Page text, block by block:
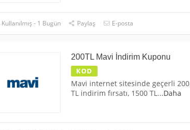
- 1 Bugün Paylaş E-posta
200TL Mavi İndirim Kuponu
KOD
Mavi internet sitesinde geçerli 200
TL indirim fırsatı, 1500 TL...Daha